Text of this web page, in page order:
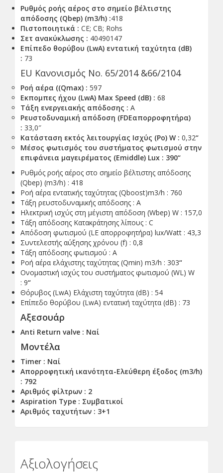
Ρυθμός ροής αέρος στο σημείο βέλτιστης
απόδοσης (Qbep) (m3/h) :418
Πιστοποιητικά : CE; CB; Rohs
Σετ ανακύκλωσης : 40490147
Επίπεδο θορύβου (LwA) εντατική ταχύτητα (dB)
: 73
EU Κανονισμός No. 65/2014 &66/2104
Ροή αέρα ((Qmax) : 597
Εκπομπες ήχου (LwA) Max Speed (dB) : 68
Τάξη ενεργειακής απόδοσης : A
Ρευστοδυναμική απόδοση (FDEαπορροφητήρα)
: 33,0″
Κατάσταση εκτός λειτουργίας Ισχύς (Po) W : 0,32“
Μέσος φωτισμός του συστήματος φωτισμού στην
επιφάνεια μαγειρέματος (Emiddle) Lux : 390“
Ρυθμός ροής αέρος στο σημείο βέλτιστης απόδοσης
(Qbep) (m3/h) : 418
Ροή αέρα εντατικής ταχύτητας (Qboost)m3/h : 760
Τάξη ρευστοδυναμικής απόδοσης : A
Ηλεκτρική ισχύς στη μέγιστη απόδοση (Wbep) W : 157,0
Τάξη απόδοσης Κατακράτησης λίπους : C
Απόδοση φωτισμού (LE απορροφητήρα) lux/Watt : 43,3
Συντελεστής αύξησης χρόνου (f) : 0,8
Τάξη απόδοσης φωτισμού : A
Ροή αέρα ελάχιστης ταχύτητας (Qmin) m3/h : 303“
Ονομαστική ισχύς του συστήματος φωτισμού (WL) W
: 9“
Θόρυβος (LwA) Ελάχιστη ταχύτητα (dB) : 54
Επίπεδο θορύβου (LwA) εντατική ταχύτητα (dB) : 73
Αξεσουάρ
Anti Return valve : Ναί
Μοντέλα
Timer : Ναί
Απορροφητική ικανότητα-Ελεύθερη έξοδος (m3/h)
: 792
Αριθμός φίλτρων : 2
Aspiration Type : Συμβατικοί
Αριθμός ταχυτήτων : 3+1
Αξιολογήσεις